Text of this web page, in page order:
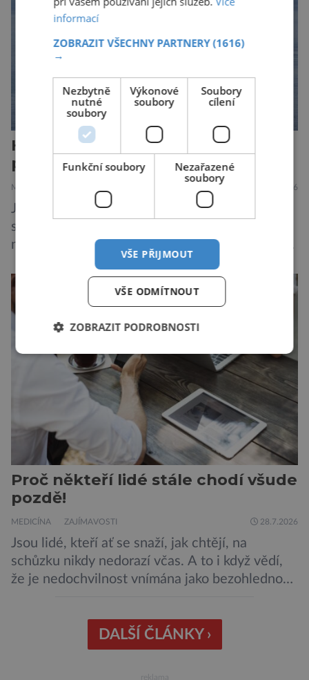
Hantavirus útočí, hrozí nová
pandemie?
MEDICÍNA 28.7.2026
Je známou pravdou, že se na výletních lodích
snadno šíří gastrointestinální infekce, jako je
norovirus či E. coli, případně respirační infekce,
jak tomu bylo na počátku pandemie covidu.
Ovšem slyšet o prvním ohnisku hantaviru na
výletní lodi bylo znepokojivé i pro odborníky.
Zdá se, že nebezpečí bylo prozatím zažehnáno.
Máme se bát nové pandemie? Hantavirus […]
Proč někteří lidé stále chodí všude
pozdě!
MEDICÍNA ZAJÍMAVOSTI 28.7.2026
Jsou lidé, kteří ať se snaží, jak chtějí, na
schůzku nikdy nedorazí včas. A to i když vědí,
že je nedochvilnost vnímána jako bezohlednost
chodí chronicky pozdě, možná úplně nemohou.
Jaké jsou nejčastější příčiny nedochvilnosti? A
DALŠÍ ČLÁNKY ›
informací
ZOBRAZIT VŠECHNY PARTNERY(1616)
→
Nezbytně
nutné
soubory
Výkonové
soubory
Soubory
cílení
Funkční soubory
Nezařazené
soubory
VŠE PŘIJMOUT
VŠE ODMÍTNOUT
ZOBRAZIT PODROBNOSTI